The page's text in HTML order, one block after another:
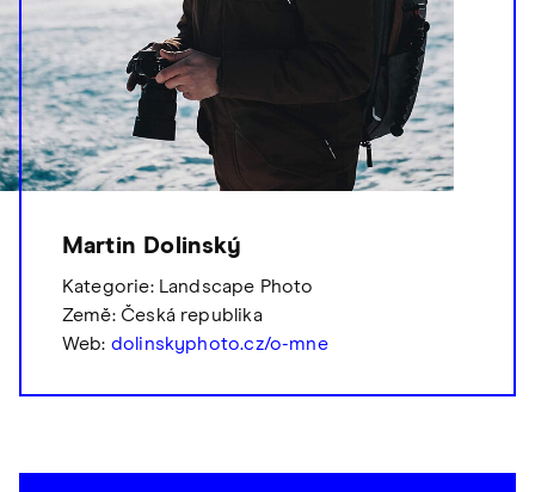
Martin Dolinský
Kategorie: Landscape Photo
Země: Česká republika
Web: dolinskyphoto.cz/o-mne